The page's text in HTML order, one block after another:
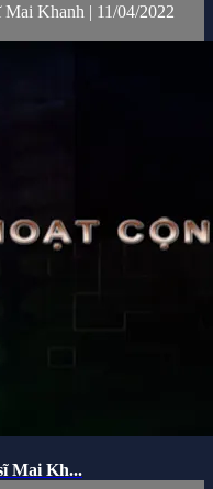
Khanh | 11/04/2022
Mai Kh...